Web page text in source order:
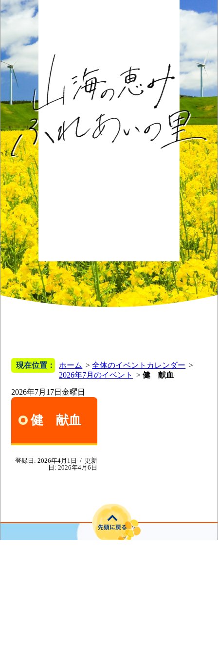
現在位置： ホーム
全体のイベントカレンダー
2026年7月のイベント
健 献血
2026年7月17日金曜日
健 献血
登録日: 2026年4月1日 / 更新
日: 2026年4月6日